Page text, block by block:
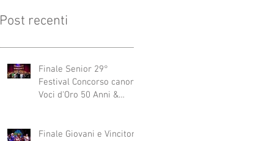
Post recenti
Finale Senior 29°
Festival Concorso canoro
Voci d'Oro 50 Anni &
abbracciano"
Finale Giovani e Vincitori